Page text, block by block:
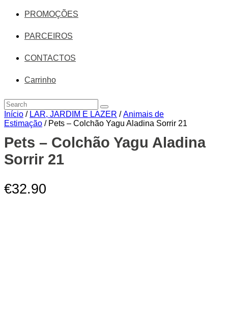
PROMOÇÕES
PARCEIROS
CONTACTOS
Carrinho
Início / LAR, JARDIM E LAZER /Animais de
Estimação / Pets – Colchão Yagu Aladina Sorrir 21
Pets – Colchão Yagu Aladina
Sorrir 21
€32.90